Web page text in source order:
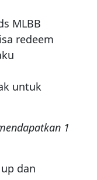
MLBB
redeem
untuk
1
dan